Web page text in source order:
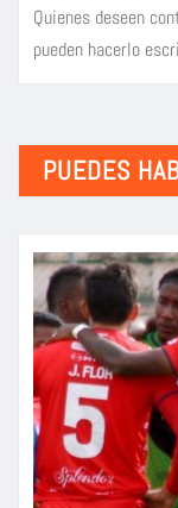
Quienes deseen
pueden hacerlo
PUEDES